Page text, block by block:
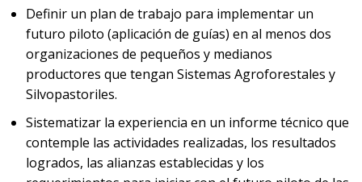
Definir un plan de trabajo para implementar un
futuro piloto (aplicación de guías) en al menos dos
organizaciones de pequeños y medianos
productores que tengan Sistemas Agroforestales y
Silvopastoriles.
Sistematizar la experiencia en un informe técnico que
contemple las actividades realizadas, los resultados
logrados, las alianzas establecidas y los